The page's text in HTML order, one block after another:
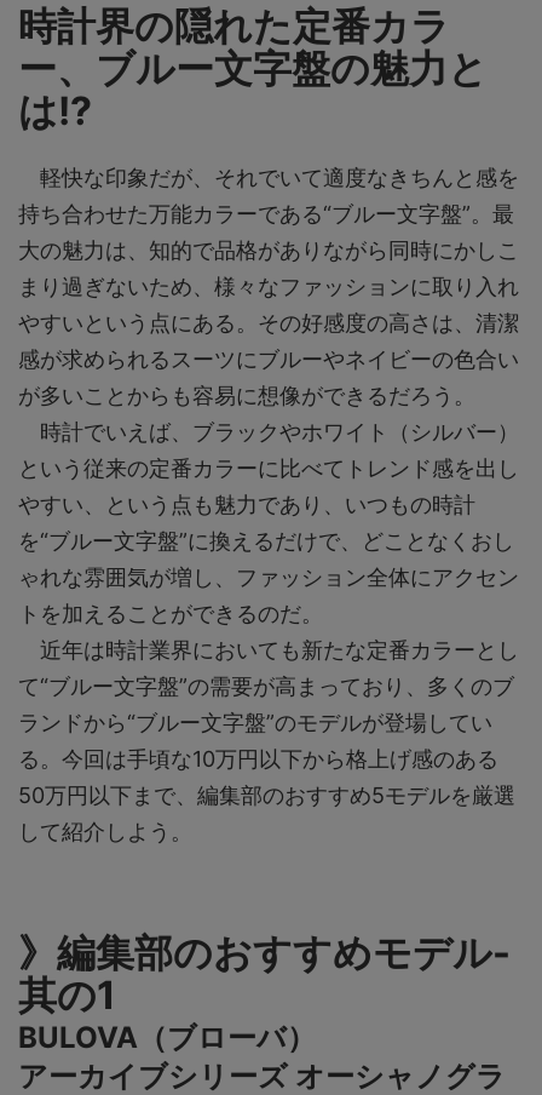
時計界の隠れた定番カラ
ー、ブルー文字盤の魅力と
は!?
軽快な印象だが、それでいて適度なきちんと感を
持ち合わせた万能カラーである“ブルー文字盤”。最
大の魅力は、知的で品格がありながら同時にかしこ
まり過ぎないため、様々なファッションに取り入れ
やすいという点にある。その好感度の高さは、清潔
感が求められるスーツにブルーやネイビーの色合い
が多いことからも容易に想像ができるだろう。
時計でいえば、ブラックやホワイト（シルバー）
という従来の定番カラーに比べてトレンド感を出し
やすい、という点も魅力であり、いつもの時計
を“ブルー文字盤”に換えるだけで、どことなくおし
ゃれな雰囲気が増し、ファッション全体にアクセン
トを加えることができるのだ。
近年は時計業界においても新たな定番カラーとし
て“ブルー文字盤”の需要が高まっており、多くのブ
ランドから“ブルー文字盤”のモデルが登場してい
る。今回は手頃な10万円以下から格上げ感のある
50万円以下まで、編集部のおすすめ5モデルを厳選
して紹介しよう。
》編集部のおすすめモデル-
其の1
BULOVA（ブローバ）
アーカイブシリーズ オーシャノグラ